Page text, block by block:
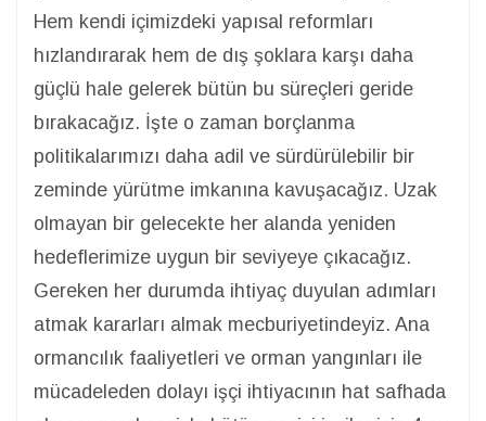
Hem kendi içimizdeki yapısal reformları
hızlandırarak hem de dış şoklara karşı daha
güçlü hale gelerek bütün bu süreçleri geride
bırakacağız. İşte o zaman borçlanma
politikalarımızı daha adil ve sürdürülebilir bir
zeminde yürütme imkanına kavuşacağız. Uzak
olmayan bir gelecekte her alanda yeniden
hedeflerimize uygun bir seviyeye çıkacağız.
Gereken her durumda ihtiyaç duyulan adımları
atmak kararları almak mecburiyetindeyiz. Ana
ormancılık faaliyetleri ve orman yangınları ile
mücadeleden dolayı işçi ihtiyacının hat safhada